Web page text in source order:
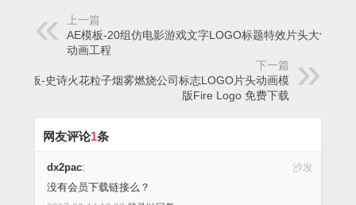
上一篇
AE模板-20组仿电影游戏文字LOGO标题特效片头大气开场
动画工程
下一篇
AE模板-史诗火花粒子烟雾燃烧公司标志LOGO片头动画模
版Fire Logo 免费下载
网友评论1条
沙发
dx2pac:
没有会员下载链接么？